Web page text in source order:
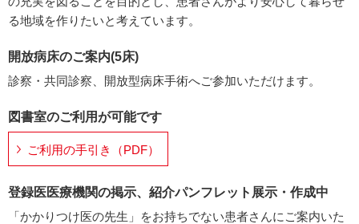
る地域を作りたいと考えています。
開放病床のご案内(5床)
診察・共同診察、開放型病床手術へご参加いただけます。
図書室のご利用が可能です
ご利用の手引き（PDF）
登録医医療機関の掲示、紹介パンフレット展示・作成中
「かかりつけ医の先生」をお持ちでない患者さんにご案内いた